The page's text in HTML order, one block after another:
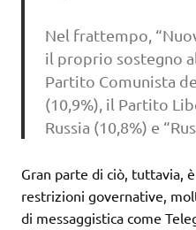
Nel frattempo,
il proprio sostegno
Partito Comunista
(10,9%), il Partito
Russia (10,8%) e
Gran parte di ciò, tuttavia,
restrizioni governative,
di messaggistica come